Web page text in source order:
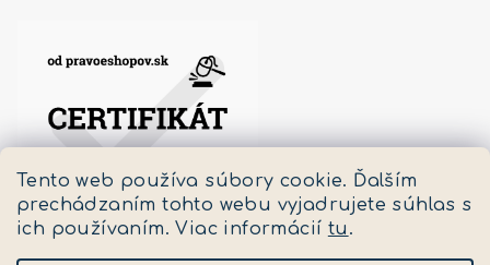
Tento web používa súbory cookie. Ďalším
prechádzaním tohto webu vyjadrujete súhlas s
ich používaním. Viac informácií tu .